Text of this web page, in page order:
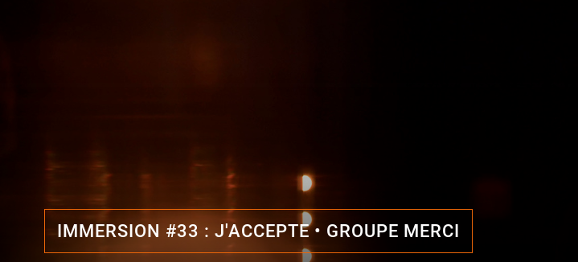
IMMERSION #33 : J'ACCEPTE • GROUPE MERCI